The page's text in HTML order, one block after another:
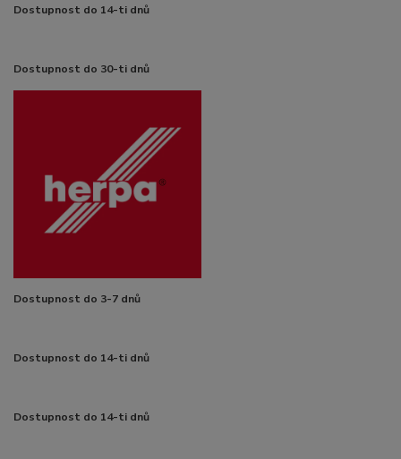
Dostupnost do 14-ti dnů
Dostupnost do 30-ti dnů
Dostupnost do 3-7 dnů
Dostupnost do 14-ti dnů
Dostupnost do 14-ti dnů